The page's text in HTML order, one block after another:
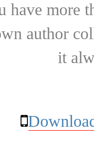
have more
author
it